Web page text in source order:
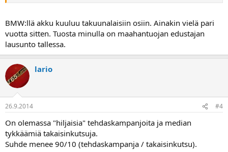
BMW:llä akku kuuluu takuunalaisiin osiin. Ainakin vielä pari
vuotta sitten. Tuosta minulla on maahantuojan edustajan
lausunto tallessa.
lario
26.9.2014 #4
On olemassa "hiljaisia" tehdaskampanjoita ja median
tykkäämiä takaisinkutsuja.
Suhde menee 90/10 (tehdaskampanja / takaisinkutsu).